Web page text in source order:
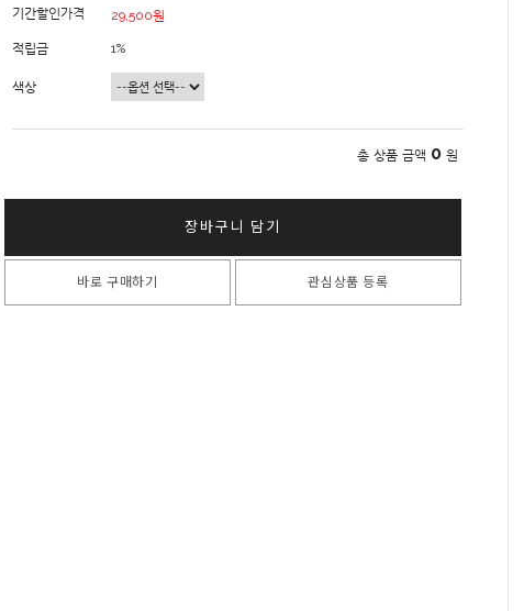
기간할인가격 29,500원
적립금 1%
색상
총 상품 금액 0 원
장바구니 담기
바로 구매하기 관심상품 등록